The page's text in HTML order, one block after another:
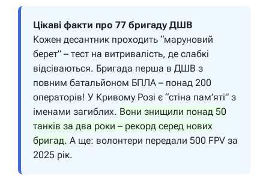
Цікаві факти про 77 бригаду ДШВ
Кожен десантник проходить “маруновий
берет” – тест на витривалість, де слабкі
відсіваються. Бригада перша в ДШВ з
повним батальйоном БПЛА – понад 200
операторів! У Кривому Розі є “стіна пам’яті” з
іменами загиблих. Вони знищили понад 50
танків за два роки – рекорд серед нових
бригад. А ще: волонтери передали 500 FPV за
2025 рік.